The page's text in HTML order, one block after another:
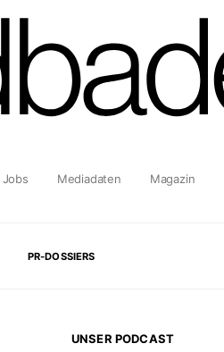
Jobs Mediadaten Magazin
PR-DOSSIERS
UNSER PODCAST